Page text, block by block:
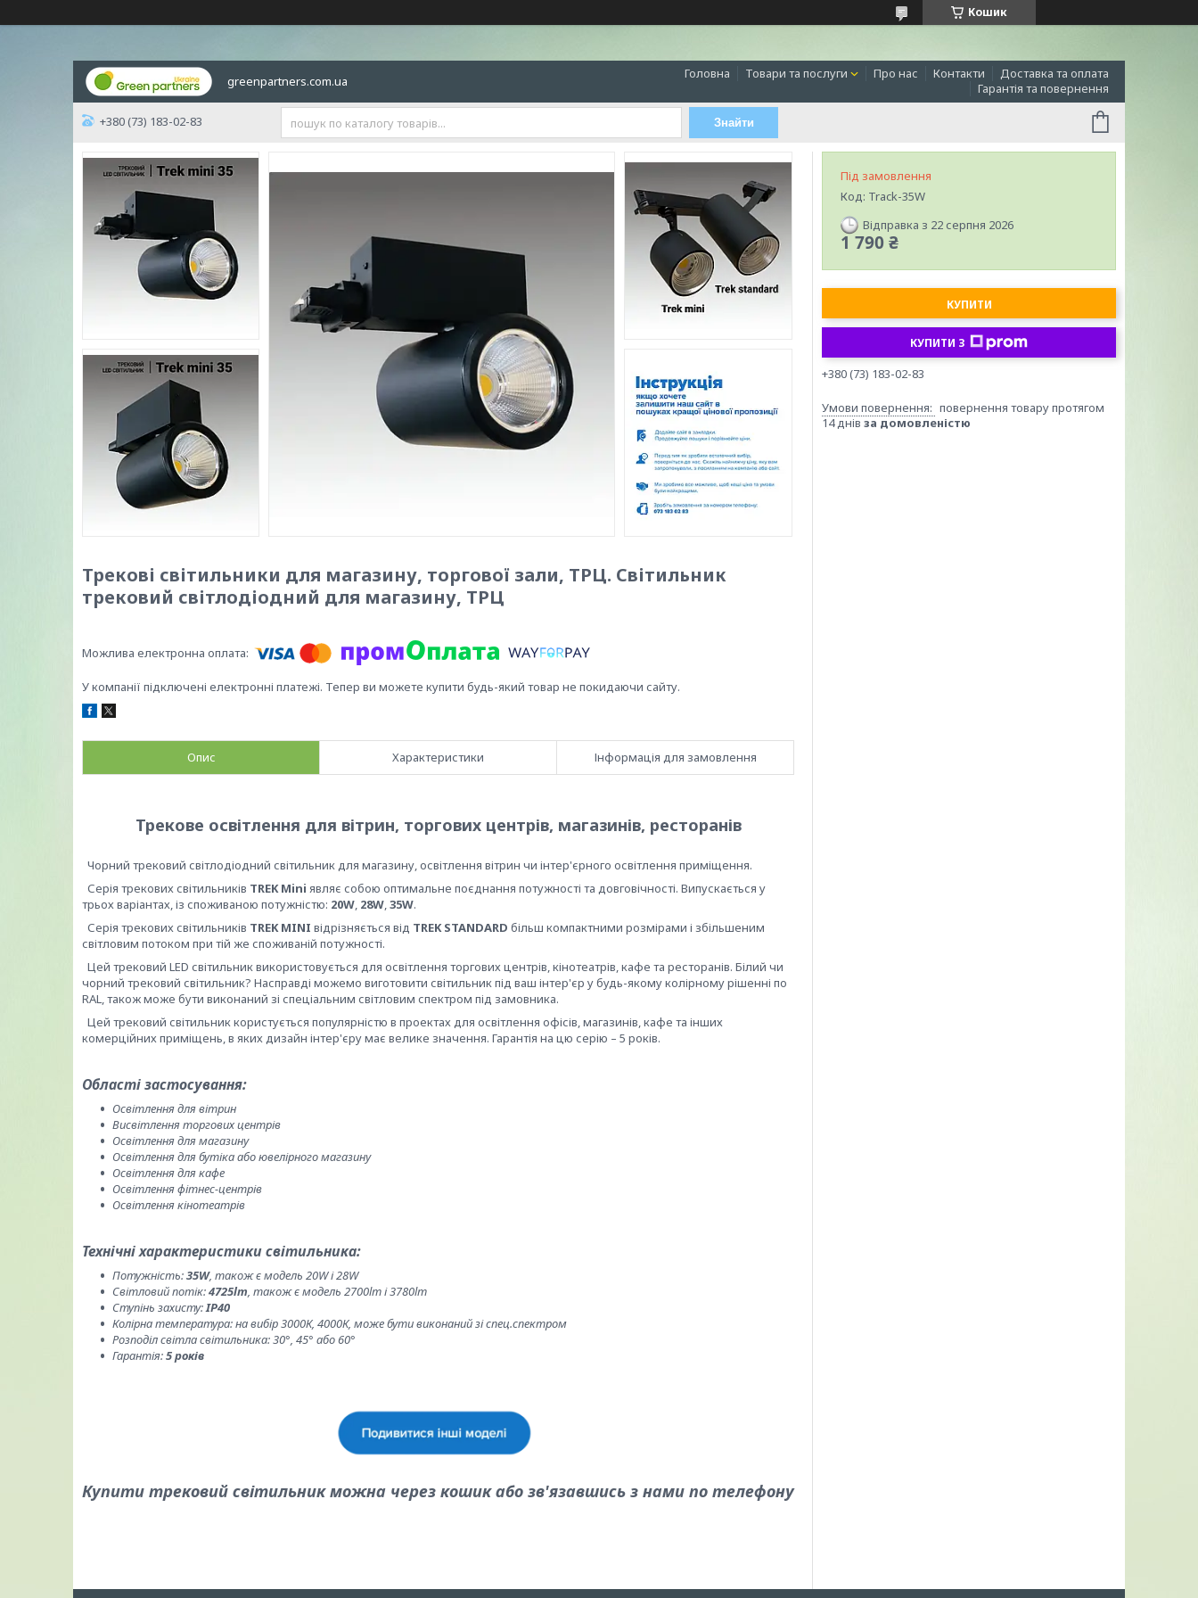
Кошик
greenpartners.com.ua Головна Товари та послуги Про нас Контакти
Доставка та оплата
Гарантія та повернення
+380 (73) 183-02-83 Знайти
Трекові світильники для магазину, торгової зали, ТРЦ. Світильник
трековий світлодіодний для магазину, ТРЦ
У компанії підключені електронні платежі. Тепер ви можете купити будь-який товар не покидаючи сайту.
Опис Характеристики Інформація для замовлення
Трекове освітлення для вітрин, торгових центрів, магазинів, ресторанів
Чорний трековий світлодіодний світильник для магазину, освітлення вітрин чи інтер'єрного освітлення приміщення.
Серія трекових світильників TREK Mini являє собою оптимальне поєднання потужності та довговічності. Випускається у
трьох варіантах, із споживаною потужністю: 20W, 28W,35W.
Серія трекових світильників TREK MINI відрізняється від TREK STANDARD більш компактними розмірами і збільшеним
світловим потоком при тій же споживаній потужності.
Цей трековий LED світильник використовується для освітлення торгових центрів, кінотеатрів, кафе та ресторанів. Білий чи
чорний трековий світильник? Насправді можемо виготовити світильник під ваш інтер'єр у будь-якому колірному рішенні по
RAL, також може бути виконаний зі спеціальним світловим спектром під замовника.
Цей трековий світильник користується популярністю в проектах для освітлення офісів, магазинів, кафе та інших
комерційних приміщень, в яких дизайн інтер'єру має велике значення. Гарантія на цю серію – 5 років.
Області застосування:
Освітлення для вітрин
Висвітлення торгових центрів
Освітлення для магазину
Освітлення для бутіка або ювелірного магазину
Освітлення для кафе
Освітлення фітнес-центрів
Освітлення кінотеатрів
Технічні характеристики світильника:
Потужність:35W, також є модель 20W і 28W
Світловий потік:4725lm, також є модель 2700lm і 3780lm
Ступінь захисту:IP40
Колірна температура: на вибір 3000К, 4000К, може бути виконаний зі спец.спектром
Розподіл світла світильника: 30°, 45° або 60°
Гарантія:5 років
Купити трековий світильник можна через кошик або зв'язавшись з нами по телефону
Під замовлення
Код: Track-35W
Відправка з 22 серпня 2026
1 790 ₴
КУПИТИ
КУПИТИ З
+380 (73) 183-02-83
повернення товару протягом
14 днів за домовленістю